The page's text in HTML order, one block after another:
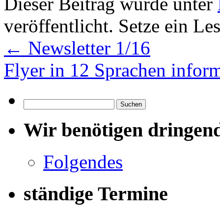
veröffentlicht. Setze ein
← Newsletter 1/16
Flyer in 12 Sprachen
nach:
Wir benötigen
Folgendes
ständige Termine